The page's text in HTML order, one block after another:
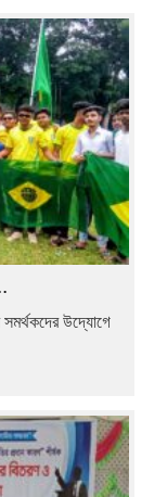
সমর্থকদের উদ্যোগে